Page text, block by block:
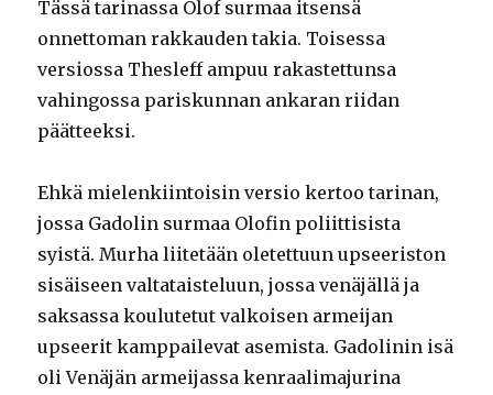
Tässä tarinassa Olof surmaa itsensä
onnettoman rakkauden takia. Toisessa
versiossa Thesleff ampuu rakastettunsa
vahingossa pariskunnan ankaran riidan
päätteeksi.
Ehkä mielenkiintoisin versio kertoo tarinan,
jossa Gadolin surmaa Olofin poliittisista
syistä. Murha liitetään oletettuun upseeriston
sisäiseen valtataisteluun, jossa venäjällä ja
saksassa koulutetut valkoisen armeijan
upseerit kamppailevat asemista. Gadolinin isä
oli Venäjän armeijassa kenraalimajurina